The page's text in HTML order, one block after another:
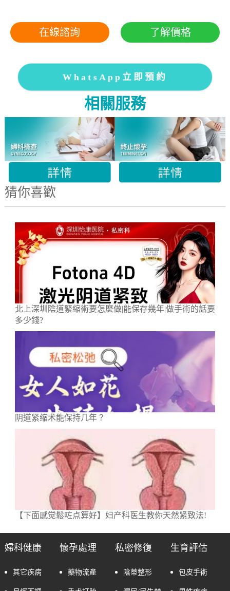
在線諮詢 了解價格
WhatsApp立即預約
相關服務
猜你喜歡
北上深圳陰道緊縮術要怎麼做|能保存幾年|做手術的話要
多少錢?
阴道紧缩术能保持几年？
【下面感觉鬆咗点算好】妇产科医生教你天然紧致法!
婦科健康
其它疾病
懷孕處理
藥物流產
私密修復
陰蒂整形
生育評估
包皮手術